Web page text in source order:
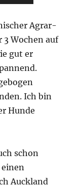
Agrar-
Wochen auf
gut er
Ich bin
Hunde
schon
Auckland